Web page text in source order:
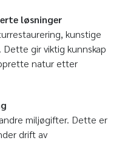
løsninger
kunstige
gir viktig kunnskap
natur etter
miljøgifter. Dette er
drift av